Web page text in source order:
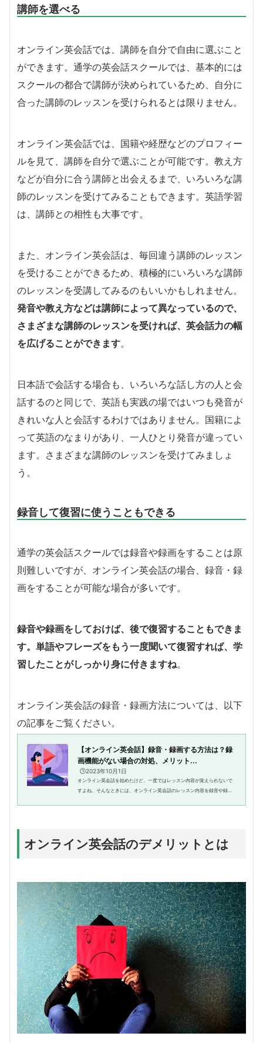
講師を選べる
オンライン英会話では、講師を自分で自由に選ぶこと
ができます。通学の英会話スクールでは、基本的には
スクールの都合で講師が決められているため、自分に
合った講師のレッスンを受けられるとは限りません。
オンライン英会話では、国籍や経歴などのプロフィー
ルを見て、講師を自分で選ぶことが可能です。教え方
などが自分に合う講師と出会えるまで、いろいろな講
師のレッスンを受けてみることもできます。英語学習
は、講師との相性も大事です。
また、オンライン英会話は、毎回違う講師のレッスン
を受けることができるため、積極的にいろいろな講師
のレッスンを受講してみるのもいいかもしれません。
発音や教え方などは講師によって異なっているので、
さまざまな講師のレッスンを受ければ、英会話力の幅
を広げることができます。
日本語で会話する場合も、いろいろな話し方の人と会
話するのと同じで、英語も実践の場ではいつも発音が
きれいな人と会話するわけではありません。国籍によ
って英語のなまりがあり、一人ひとり発音が違ってい
ます。さまざまな講師のレッスンを受けてみましょ
う。
録音して復習に使うこともできる
通学の英会話スクールでは録音や録画をすることは原
則難しいですが、オンライン英会話の場合、録音・録
画をすることが可能な場合が多いです。
録音や録画をしておけば、後で復習することもできま
す。単語やフレーズをもう一度聞いて復習すれば、学
習したことがしっかり身に付きますね。
オンライン英会話の録音・録画方法については、以下
の記事をご覧ください。
【オンライン英会話】録音・録画する方法は？録
画機能がない場合の対処、メリット...
🕒️2023年10月1日
オンライン英会話を始めたけど、一度ではレッスン内容が覚えられないで
すよね。そんなときには、オンライン英会話のレッスン内容を録音や録画
オンライン英会話のデメリットとは